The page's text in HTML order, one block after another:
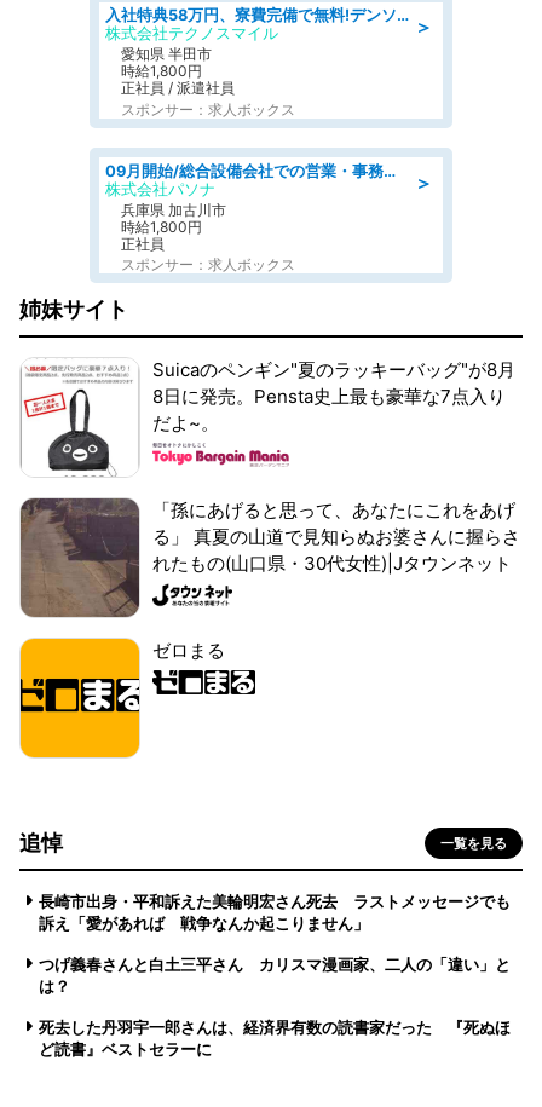
＞
入社特典58万円、寮費完備で無料!デンソーで働こう!自動車工場で小型部品の検査業務 denso aichi
株式会社テクノスマイル
愛知県 半田市
時給1,800円
正社員 / 派遣社員
スポンサー：求人ボックス
＞
09月開始/総合設備会社での営業・事務のお仕事/車通勤可/賞与あり/営業/営業事務
株式会社パソナ
兵庫県 加古川市
時給1,800円
正社員
スポンサー：求人ボックス
姉妹サイト
Suicaのペンギン"夏のラッキーバッグ"が8月
8日に発売。Pensta史上最も豪華な7点入り
だよ~。
「孫にあげると思って、あなたにこれをあげ
る」 真夏の山道で見知らぬお婆さんに握らさ
れたもの(山口県・30代女性)|Jタウンネット
ゼロまる
追悼 一覧を見る
長崎市出身・平和訴えた美輪明宏さん死去 ラストメッセージでも
訴え「愛があれば 戦争なんか起こりません」
つげ義春さんと白土三平さん カリスマ漫画家、二人の「違い」と
は？
死去した丹羽宇一郎さんは、経済界有数の読書家だった 『死ぬほ
ど読書』ベストセラーに